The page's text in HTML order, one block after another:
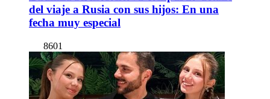
del viaje a Rusia con sus hijos: En una
fecha muy especial
8601